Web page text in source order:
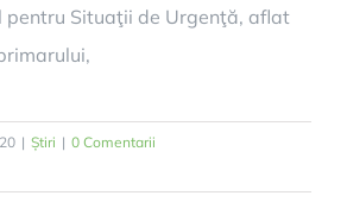
pentru Situaţii de Urgenţă, aflat
| Știri | 0 Comentarii